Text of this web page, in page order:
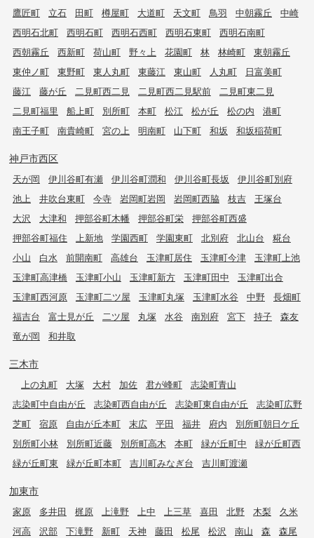
鷹匠町
立石 田町 樽屋町 大道町 天文町 鳥羽 中朝霧丘
中崎
西明石北町
西明石町 西明石西町 西明石東町
西明石南町
西朝霧丘
西新町 荷山町 野々上 花園町 林 林崎町
東朝霧丘
東仲ノ町
東野町 東人丸町 東藤江 東山町 人丸町
日富美町
藤江
藤が丘 二見町西二見 二見町西二見駅前
二見町東二見
二見町福里
船上町 別所町 本町 松江 松が丘 松の内
港町
南王子町
南貴崎町 宮の上 明南町 山下町 和坂 和坂稲荷町
神戸市西区
天が岡 伊川谷町有瀬 伊川谷町潤和 伊川谷町長坂
伊川谷町別府
池上
井吹台東町 今寺 岩岡町岩岡 岩岡町西脇 枝吉
王塚台
大沢
大津和 押部谷町木幡 押部谷町栄
押部谷町西盛
押部谷町福住
上新地 学園西町 学園東町 北別府 北山台
糀台
小山
白水 前開南町 高雄台 玉津町居住 玉津町今津
玉津町上池
玉津町高津橋
玉津町小山 玉津町新方 玉津町田中
玉津町出合
玉津町西河原
玉津町二ツ屋 玉津町丸塚 玉津町水谷 中野
長畑町
福吉台
富士見が丘 二ツ屋 丸塚 水谷 南別府 宮下 持子
森友
竜が岡
和井取
三木市
上の丸町 大塚 大村 加佐 君が峰町
志染町青山
志染町中自由が丘
志染町西自由が丘 志染町東自由が丘
志染町広野
芝町
宿原 自由が丘本町 末広 平田 福井 府内
別所町朝日ケ丘
別所町小林
別所町近藤 別所町高木 本町 緑が丘町中
緑が丘町西
緑が丘町東
緑が丘町本町 吉川町みなぎ台 吉川町渡瀬
加東市
家原 多井田 梶原 上滝野 上中 上三草 喜田 北野 木梨
久米
河高
沢部 下滝野 新町 天神 藤田 松尾 松沢 南山 森
森尾